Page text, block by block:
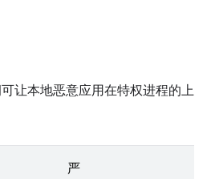
让本地恶意应用在特权进程的上
严